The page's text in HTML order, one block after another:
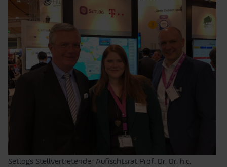
Setlogs Stellvertretender Aufischtsrat Prof. Dr. Dr. h.c.